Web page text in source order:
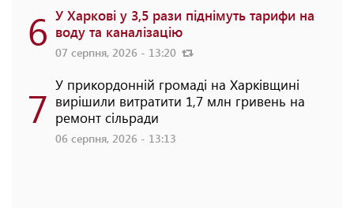
6 У Харкові у 3,5 рази піднімуть тарифи на
воду та каналізацію
07 серпня, 2026 - 13:20
7 У прикордонній громаді на Харківщині
вирішили витратити 1,7 млн гривень на
ремонт сільради
06 серпня, 2026 - 13:13